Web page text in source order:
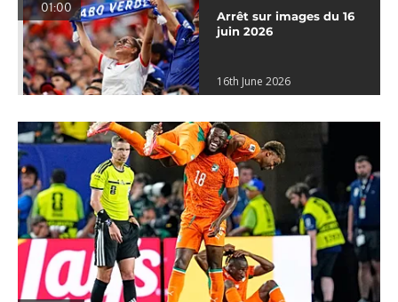
01:00
Arrêt sur images du 16
juin 2026
16th June 2026